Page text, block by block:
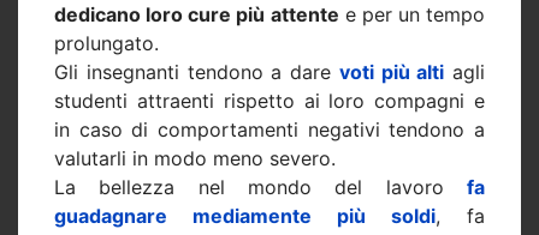
dedicano loro cure più attente e per un tempo
prolungato.
Gli insegnanti tendono a dare voti più alti agli
studenti attraenti rispetto ai loro compagni e
in caso di comportamenti negativi tendono a
valutarli in modo meno severo.
La bellezza nel mondo del lavoro fa
guadagnare mediamente più soldi, fa